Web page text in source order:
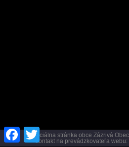
Oficiálna stránka obce Zázrivá
kontakt na prevádzkovateľa webu:
FacebookTwitter